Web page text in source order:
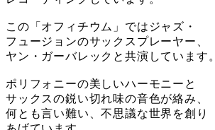
この「オフィチウム」ではジャズ・
フュージョンのサックスプレーヤー、
ヤン・ガーバレックと共演しています。
ポリフォニーの美しいハーモニーと
サックスの鋭い切れ味の音色が絡み、
何とも言い難い、不思議な世界を創り